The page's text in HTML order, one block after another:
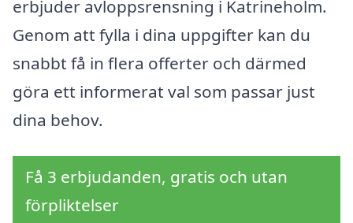
erbjuder avloppsrensning i Katrineholm.
Genom att fylla i dina uppgifter kan du
snabbt få in flera offerter och därmed
göra ett informerat val som passar just
dina behov.
Få 3 erbjudanden, gratis och utan
förpliktelser